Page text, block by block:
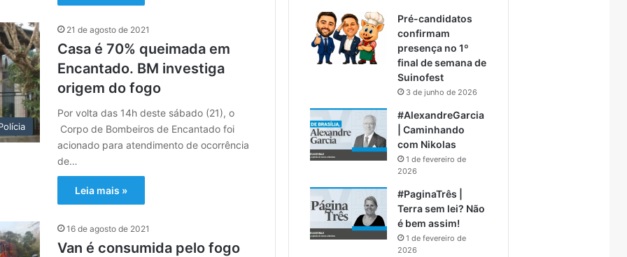
21 de agosto de 2021
Casa é 70% queimada em
Encantado. BM investiga
origem do fogo
Por volta das 14h deste sábado (21), o
Corpo de Bombeiros de Encantado foi
acionado para atendimento de ocorrência
de…
Leia mais »
16 de agosto de 2021
Van é consumida pelo fogo
Pré-candidatos
confirmam
presença no 1º
final de semana de
Suinofest
3 de junho de 2026
#AlexandreGarcia
| Caminhando
com Nikolas
1 de fevereiro de
2026
#PaginaTrês |
Terra sem lei? Não
é bem assim!
1 de fevereiro de
2026